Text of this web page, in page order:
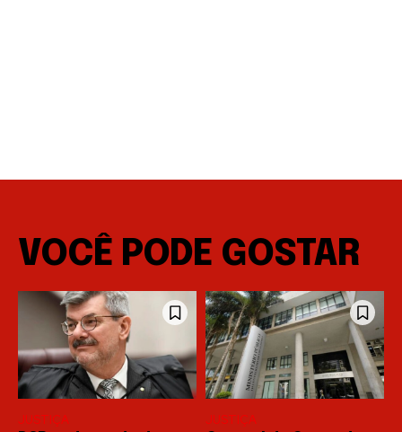
VOCÊ PODE GOSTAR
JUSTIÇA JUSTIÇA